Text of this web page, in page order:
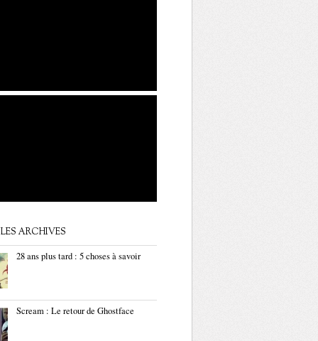
ARCHIVES
28 ans plus tard : 5 choses à savoir
Scream : Le retour de Ghostface